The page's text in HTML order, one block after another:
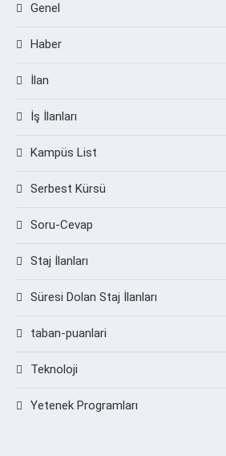
Genel
Haber
İlan
İş İlanları
Kampüs List
Serbest Kürsü
Soru-Cevap
Staj İlanları
Süresi Dolan Staj İlanları
taban-puanlari
Teknoloji
Yetenek Programları